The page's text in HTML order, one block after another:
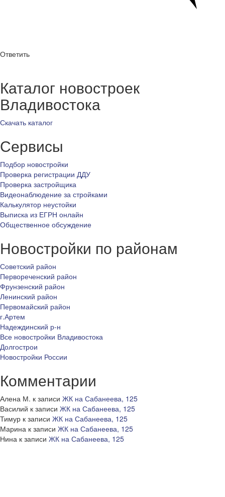
Ответить
Каталог новостроек
Владивостока
Скачать каталог
Сервисы
Подбор новостройки
Проверка регистрации ДДУ
Проверка застройщика
Видеонаблюдение за стройками
Калькулятор неустойки
Выписка из ЕГРН онлайн
Общественное обсуждение
Новостройки по районам
Советский район
Первореченский район
Фрунзенский район
Ленинский район
Первомайский район
г.Артем
Надеждинский р-н
Все новостройки Владивостока
Долгострои
Новостройки России
Комментарии
Алена М. к записи ЖК на Сабанеева, 125
Василий к записи ЖК на Сабанеева, 125
Тимур к записи ЖК на Сабанеева, 125
Марина к записи ЖК на Сабанеева, 125
Нина к записи ЖК на Сабанеева, 125